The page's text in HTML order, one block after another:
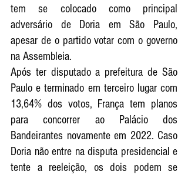
tem se colocado como principal
adversário de Doria em São Paulo,
apesar de o partido votar com o governo
na Assembleia.
Após ter disputado a prefeitura de São
Paulo e terminado em terceiro lugar com
13,64% dos votos, França tem planos
para concorrer ao Palácio dos
Bandeirantes novamente em 2022. Caso
Doria não entre na disputa presidencial e
tente a reeleição, os dois podem se